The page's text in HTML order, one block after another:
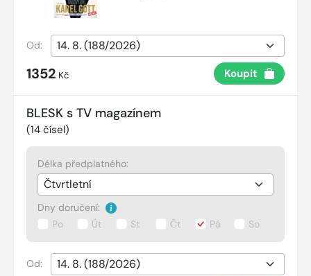
Od:
1352 Kč Koupit
BLESK s TV magazínem
(14 čísel)
Délka předplatného:
Dny doručení:
Po
Út St Čt Pá So
Od: